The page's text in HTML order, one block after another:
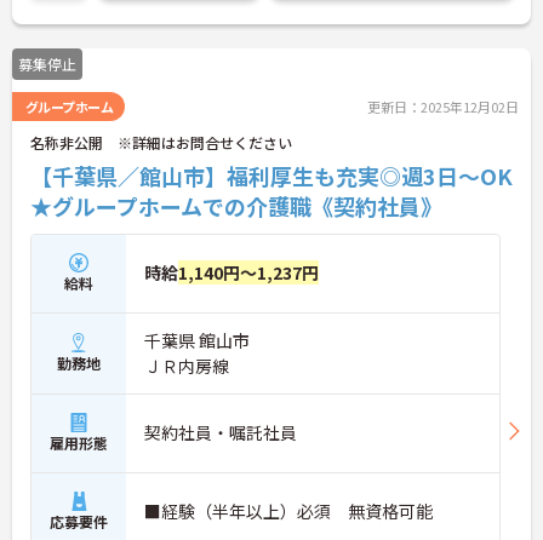
募集停止
グループホーム 更新日：2025年12月02日
名称非公開 ※詳細はお問合せください
【千葉県／館山市】福利厚生も充実◎週3日～OK
★グループホームでの介護職《契約社員》
給料 時給1,140円～1,237円
勤務地
千葉県 館山市
ＪＲ内房線
雇用形態 契約社員・嘱託社員
応募要件 ■経験（半年以上）必須 無資格可能